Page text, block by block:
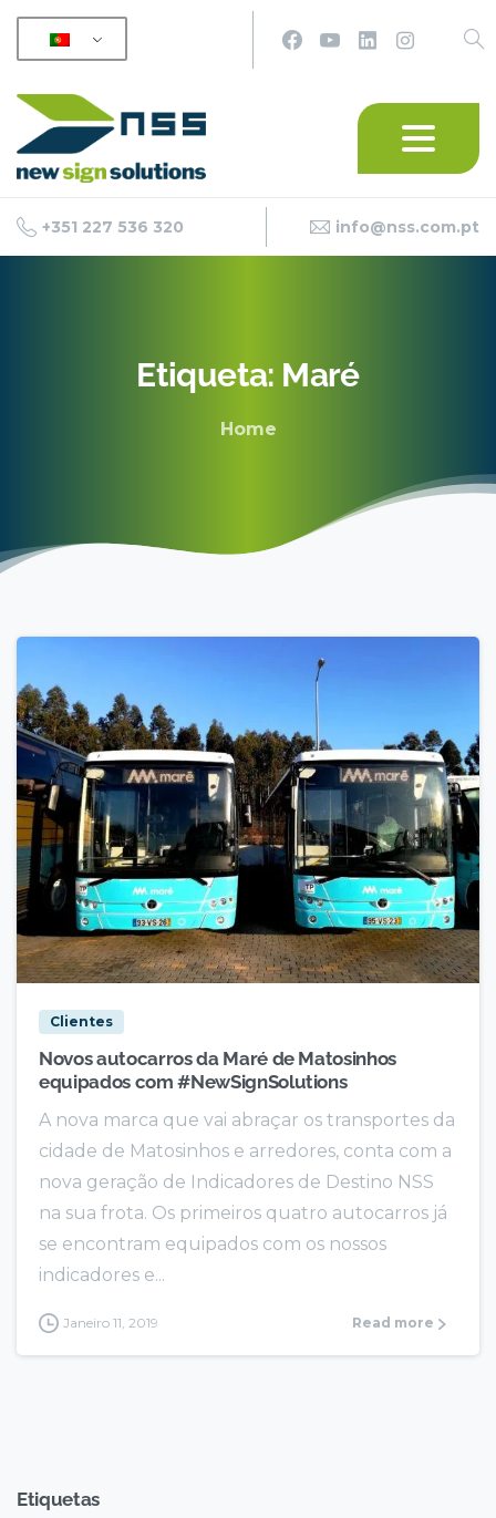
+351 227 536 320 info@nss.com.pt
Etiqueta: Maré
Home
Clientes
Novos autocarros da Maré de Matosinhos
equipados com #NewSignSolutions
A nova marca que vai abraçar os transportes da
cidade de Matosinhos e arredores, conta com a
nova geração de Indicadores de Destino NSS
na sua frota. Os primeiros quatro autocarros já
se encontram equipados com os nossos
indicadores e...
Janeiro 11, 2019 Read more
Etiquetas